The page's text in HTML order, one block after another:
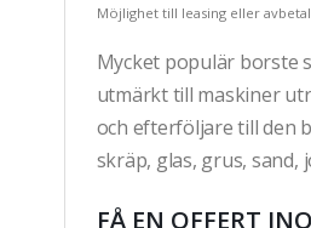
Möjlighet till leasing eller
Mycket populär borste
utmärkt till maskiner
och efterföljare till den
skräp, glas, grus, sand,
FÅ EN OFFERT